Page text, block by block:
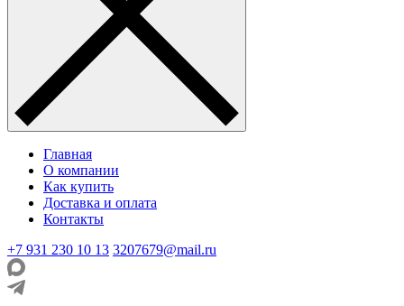
Главная
О компании
Как купить
Доставка и оплата
Контакты
+7 931 230 10 13 3207679@mail.ru